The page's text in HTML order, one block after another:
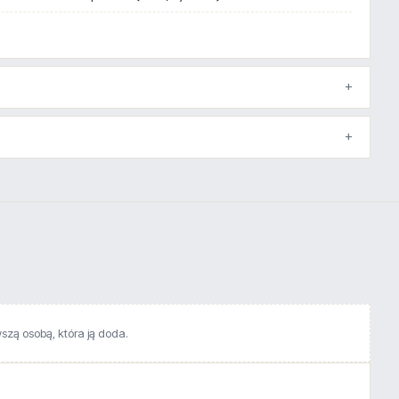
osobą, która ją doda.